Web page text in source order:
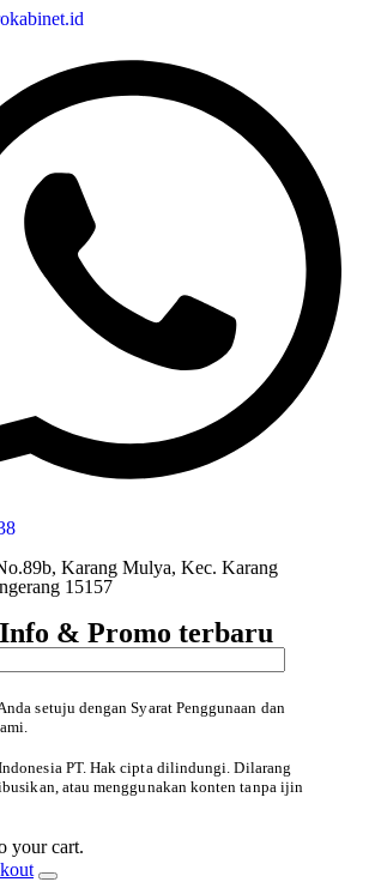
Karang Mulya, Kec. Karang
15157
& Promo terbaru
setuju dengan Syarat Penggunaan dan
PT. Hak cipta dilindungi. Dilarang
atau menggunakan konten tanpa ijin
your cart.